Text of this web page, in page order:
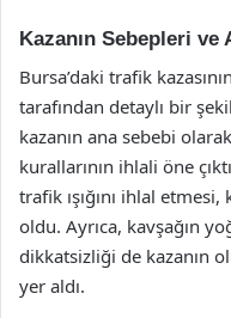
Kazanın Sebepleri ve
Bursa’daki trafik
tarafından detaylı bir
kazanın ana sebebi
kurallarının ihlali öne
trafik ışığını ihlal
oldu. Ayrıca, kavşağın
dikkatsizliği de kazanın
yer aldı.